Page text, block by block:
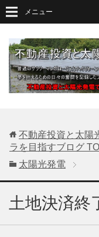
メニュー
不動産投資と太陽
ラを目指すブログ
太陽光発電
土地決済終